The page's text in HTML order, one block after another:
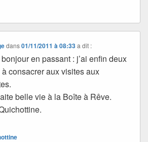
dans01/11/2011 à 08:33 a dit :
en passant : j’ai enfin deux
consacrer aux visites aux
belle vie à la Boîte à Rêve.